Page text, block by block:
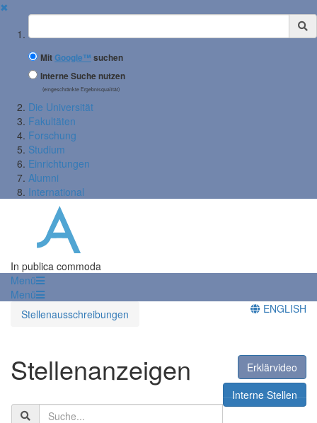
✖
Suchbegriff
MitGoogle™ suchen
Interne Suche nutzen
(eingeschränkte Ergebnisqualität)
Die Universität
Fakultäten
Forschung
Studium
Einrichtungen
Alumni
International
In publica commoda
Menü
Menü
Stellenausschreibungen
ENGLISH
Stellenanzeigen
Erklärvideo
Interne Stellen
Suchbegriff